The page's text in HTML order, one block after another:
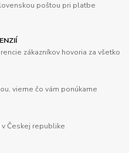
poštou pri platbe
zákazníkov hovoria za všetko
vieme čo vám ponúkame
Českej republike